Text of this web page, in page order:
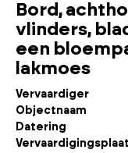
Bord,
vlinders,
een
lakmoes
Vervaardiger
Objectnaam
Datering